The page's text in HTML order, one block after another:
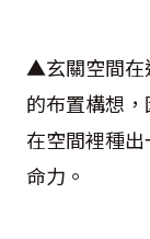
▲玄關空間在
的布置構想
在空間裡種
命力。